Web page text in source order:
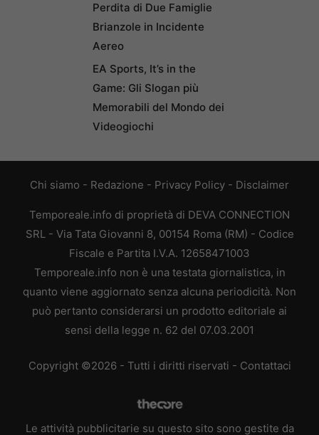
Perdita di Due Famiglie
Brianzole in Incidente
Aereo
EA Sports, It’s in the
Game: Gli Slogan più
Memorabili del Mondo dei
Videogiochi
Chi siamo - Redazione - Privacy Policy - Disclaimer
Temporeale.info di proprietà di DEVA CONNECTION
SRL - Via Tata Giovanni 8, 00154 Roma (RM) - Codice
Fiscale e Partita I.V.A. 12658471003
Temporeale.info non è una testata giornalistica, in
quanto viene aggiornato senza alcuna periodicità. Non
può pertanto considerarsi un prodotto editoriale ai
sensi della legge n. 62 del 07.03.2001
Copyright ©2026 - Tutti i diritti riservati - Contattaci
Le attività pubblicitarie su questo sito sono gestite da